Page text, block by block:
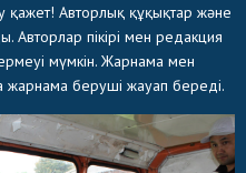
қажет! Авторлық құқықтар және
Авторлар пікірі мен редакция
мүмкін. Жарнама мен
беруші жауап береді.